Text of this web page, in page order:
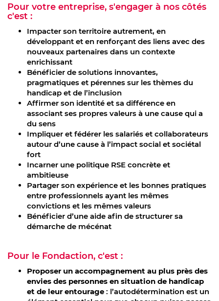
Pour votre entreprise, s'engager à nos côtés
c'est :
Impacter son territoire autrement, en
développant et en renforçant des liens avec des
nouveaux partenaires dans un contexte
enrichissant
Bénéficier de solutions innovantes,
pragmatiques et pérennes sur les thèmes du
handicap et de l’inclusion
Affirmer son identité et sa différence en
associant ses propres valeurs à une cause qui a
du sens
Impliquer et fédérer les salariés et collaborateurs
autour d’une cause à l’impact social et sociétal
fort
Incarner une politique RSE concrète et
ambitieuse
Partager son expérience et les bonnes pratiques
entre professionnels ayant les mêmes
convictions et les mêmes valeurs
Bénéficier d’une aide afin de structurer sa
démarche de mécénat
Pour le Fondaction, c'est :
Proposer un accompagnement au plus près des
envies des personnes en situation de handicap
et de leur entourage : l’autodétermination est un